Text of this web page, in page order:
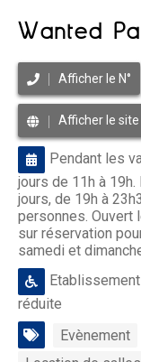
Wanted
Afficher le N°
Afficher le site
Pendant les
jours de 11h à
jours, de 19h à
personnes. Ouvert
sur réservation
samedi et
réduite
Evènement